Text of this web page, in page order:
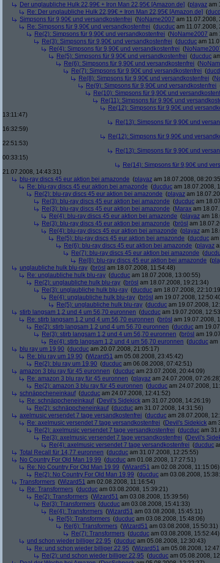
Der unglaubliche Hulk 22,99€ + Iron Man 22,95€ [Amazon.de] (playaz am
Re: Der unglaubliche Hulk 22,99€ + Iron Man 22,95€ [Amazon.de] (
Simpsons für 9,90€ und versandkostenfrei (NoName2007 am 11.07.2008,
Re: Simpsons für 9,90€ und versandkostenfrei (ducduc am 11.07.2008,
Re(2): Simpsons für 9,90€ und versandkostenfrei (NoName2007 am
Re(3): Simpsons für 9,90€ und versandkostenfrei (ducduc am
Re(4): Simpsons für 9,90€ und versandkostenfrei (
Re(5): Simpsons für 9,90€ und versandkostenfrei (ducduc
Re(6): Simpsons für 9,90€ und versandkostenfrei (
Re(7): Simpsons für 9,90€ und versandkostenfrei (
Re(8): Simpsons für 9,90€ und versandkostenfrei (
Re(9): Simpsons für 9,90€ und versandkostenfrei
Re(10): Simpsons für 9,90€ und
Re(11): Simpsons für 9,90€ und
Re(12): Simpsons für 9,90€ und
13:11:47)
Re(13): Simpsons für 9,90€ und
16:32:59)
Re(12): Simpsons für 9,90€ und
22:51:53)
Re(13): Simpsons für 9,90€ und
00:33:15)
Re(14): Simpsons für 9,90€ und
21.07.2008, 14:43:31)
blu-ray discs 45 eur aktion bei amazonde (playaz am 18.07.2008,
Re: blu-ray discs 45 eur aktion bei amazonde (ducduc am 18.07.2008,
Re(2): blu-ray discs 45 eur aktion bei amazonde (playaz am
Re(3): blu-ray discs 45 eur aktion bei amazonde (ducduc am
Re(3): blu-ray discs 45 eur aktion bei amazonde (Marax am
Re(4): blu-ray discs 45 eur aktion bei amazonde (playaz am
Re(3): blu-ray discs 45 eur aktion bei amazonde (brösl am
Re(4): blu-ray discs 45 eur aktion bei amazonde (playaz am
Re(5): blu-ray discs 45 eur aktion bei amazonde (ducduc
Re(6): blu-ray discs 45 eur aktion bei amazonde (playaz
Re(7): blu-ray discs 45 eur aktion bei amazonde (
Re(8): blu-ray discs 45 eur aktion bei amazonde (
unglaubliche hulk blu-ray (brösl am 18.07.2008, 11:54:48)
Re: unglaubliche hulk blu-ray (ducduc am 18.07.2008, 13:00:55)
Re(2): unglaubliche hulk blu-ray (brösl am 18.07.2008, 19:21:34)
Re(3): unglaubliche hulk blu-ray (ducduc am 18.07.2008,
Re(4): unglaubliche hulk blu-ray (brösl am 19.07.2008,
Re(5): unglaubliche hulk blu-ray (ducduc am 19.07.2008,
stirb langsam 1,2 und 4 um 56,70 euronnen (ducduc am 19.07.2008,
Re: stirb langsam 1,2 und 4 um 56,70 euronnen (brösl am 19.07.2008,
Re(2): stirb langsam 1,2 und 4 um 56,70 euronnen (ducduc am
Re(3): stirb langsam 1,2 und 4 um 56,70 euronnen (brösl am
Re(4): stirb langsam 1,2 und 4 um 56,70 euronnen (ducduc am
blu ray um 19,90 (ducduc am 20.07.2008, 21:05:17)
Re: blu ray um 19,90 (Wizard51 am 05.08.2008, 23:45:42)
Re(2): blu ray um 19,90 (ducduc am 06.08.2008, 07:42:51)
amazon 3 blu ray für 45 euronnen (ducduc am 23.07.2008, 20:44:09)
Re: amazon 3 blu ray für 45 euronnen (playaz am 24.07.2008,
Re(2): amazon 3 blu ray für 45 euronnen (ducduc am 24.07.2008,
schnäppcheneinkauf(ducduc am 24.07.2008, 12:41:52)
Re: schnäppcheneinkauf(Devil's Sidekick am 31.07.2008, 14:26:19)
Re(2): schnäppcheneinkauf(ducduc am 31.07.2008, 14:31:56)
axelmusic versendet 7 tage versandkostenfrei (ducduc am 28.07.2008,
Re: axelmusic versendet 7 tage versandkostenfrei (Devil's Sidekick am
Re(2): axelmusic versendet 7 tage versandkostenfrei (ducduc am
Re(3): axelmusic versendet 7 tage versandkostenfrei (Devil's
Re(4): axelmusic versendet 7 tage versandkostenfrei (ducduc
Total Recall für 14,77 euronnen (ducduc am 31.07.2008, 12:25:55)
No Country For Old Man 19,99 (ducduc am 01.08.2008, 17:27:51)
Re: No Country For Old Man 19,99 (Wizard51 am 02.08.2008, 11:15:06)
Re(2): No Country For Old Man 19,99 (ducduc am 03.08.2008,
Transformers (Wizard51 am 02.08.2008, 11:16:54)
Re: Transformers (ducduc am 03.08.2008, 15:39:21)
Re(2): Transformers (Wizard51 am 03.08.2008, 15:39:56)
Re(3): Transformers (ducduc am 03.08.2008, 15:41:33)
Re(4): Transformers (Wizard51 am 03.08.2008, 15:45:11)
Re(5): Transformers (ducduc am 03.08.2008, 15:48:06)
Re(6): Transformers (Wizard51 am 03.08.2008, 15:50:31)
Re(7): Transformers (ducduc am 03.08.2008, 15:52:44)
und schon wieder billiger 22,95 (ducduc am 05.08.2008, 12:30:43)
Re: und schon wieder billiger 22,95 (Wizard51 am 05.08.2008,
Re(2): und schon wieder billiger 22,95 (ducduc am 05.08.2008,